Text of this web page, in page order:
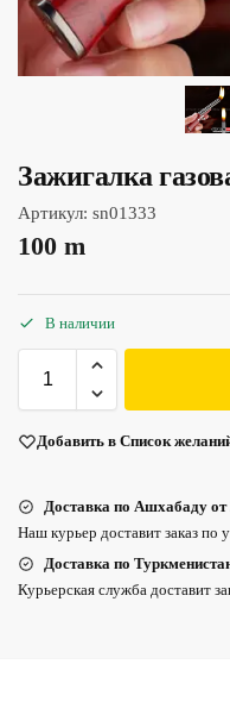
Зажигалка
Артикул: sn01333
100 m
В наличии
Добавить в Список
Доставка по Ашхабаду от
Наш курьер доставит заказ по
Доставка по
Курьерская служба доставит